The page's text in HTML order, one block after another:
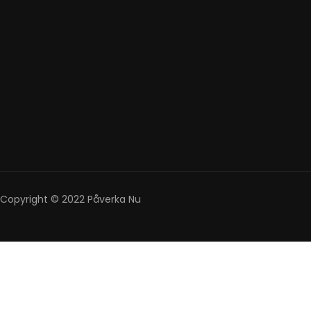
Copyright © 2022 Påverka Nu